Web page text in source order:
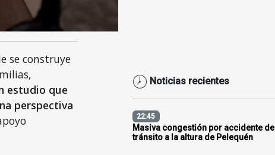
se construye
estudio que
perspectiva
Noticias recientes
22:45
Masiva congestión por accidente de
tránsito a la altura de Pelequén